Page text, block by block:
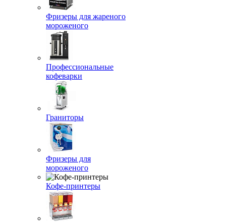
Фризеры для жареного
мороженого
Профессиональные
кофеварки
Граниторы
Фризеры для
мороженого
Кофе-принтеры